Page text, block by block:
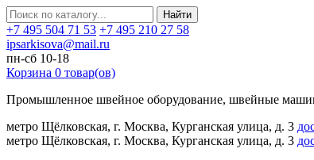
Найти
+7 495 504 71 53 +7 495 210 27 58
ipsarkisova@mail.ru
пн-сб 10-18
Корзина 0 товар(ов)
Промышленное швейное оборудование, швейные
метро Щёлковская, г. Москва, Курганская улица, д. 3
метро Щёлковская, г. Москва, Курганская улица, д. 3